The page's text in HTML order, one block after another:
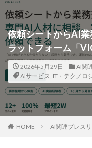
依頼シートからAI
ラットフォーム「
2026年5月29日
AI関
AIサービス, IT・テクノロ
HOME AI関連プレス